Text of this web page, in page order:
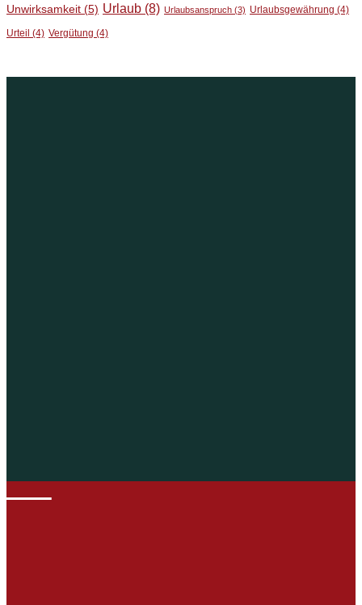
Unwirksamkeit (5) Urlaub (8) Urlaubsanspruch (3) Urlaubsgewährung (4)
Urteil (4) Vergütung (4)